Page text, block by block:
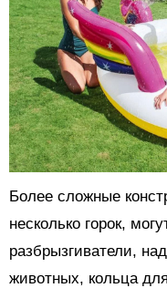
Более сложные
несколько горок,
разбрызгиватели,
животных, кольца